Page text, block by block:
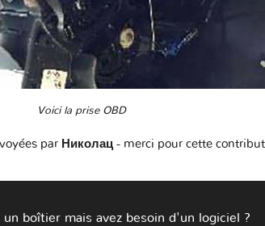
Voici la prise OBD
par Николац - merci pour cette
un boîtier mais avez besoin d'un logiciel ?